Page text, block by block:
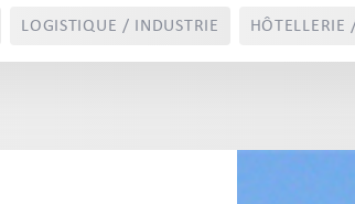
LOGISTIQUE / INDUSTRIE HÔTELLERIE